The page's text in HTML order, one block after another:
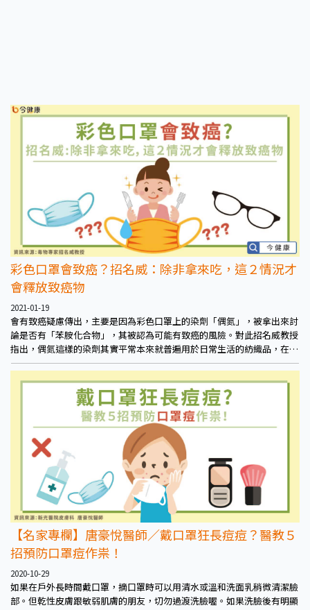
彩色口罩會致癌？招名威：除非拿來吃，這２情況才
會釋放致癌物
2021-01-19
會有致癌疑慮傳出，主要是因為彩色口罩上的染劑「偶氮」，被拿出來討
論是否有「苯胺化合物」，其被認為可能有致癌的風險。對此招名威教授
指出，偶氮這樣的染劑其實平常本來就普遍用於日常生活的紡織品，在新
冠肺炎爆發後，因應大眾需求開始用於製作彩色口罩上。不過即便如此，
【名家專欄】唐豪悅醫師／戴口罩狂長痘痘？醫教５
招預防口罩痘作祟！
2020-10-29
如果在戶外長時間戴口罩，摘口罩時可以用清水或溫和洗面乳稍微清潔臉
部。但乾性皮膚跟敏弱肌膚的朋友，切勿過渡洗臉喔。如果洗臉後有明顯